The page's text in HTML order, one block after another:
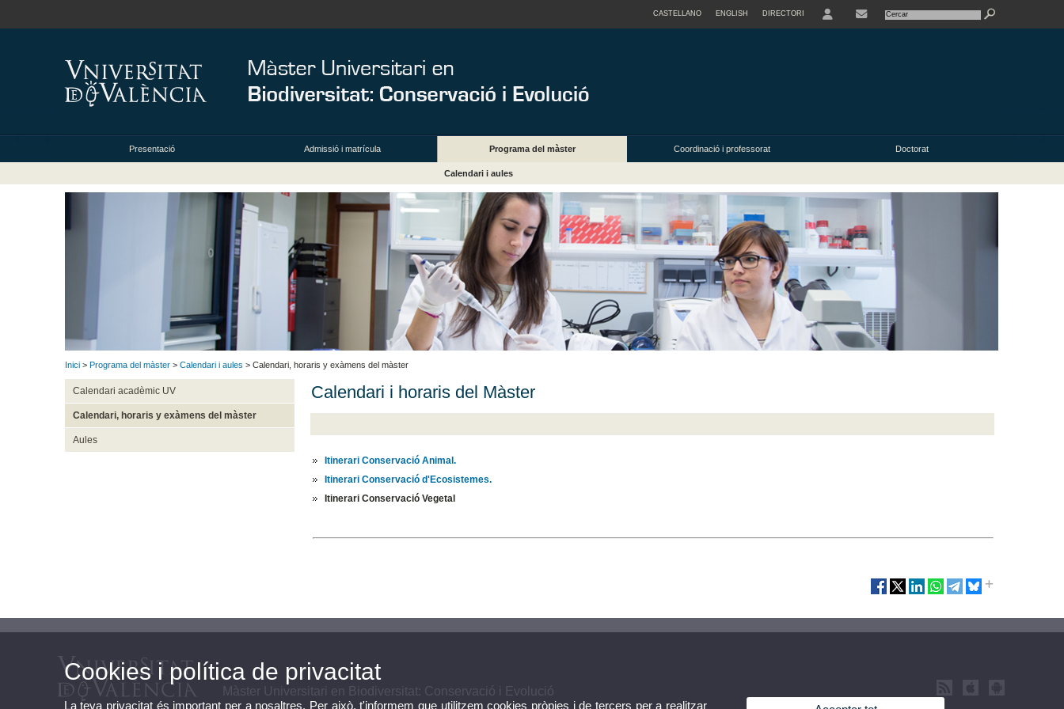
CASTELLANO ENGLISH DIRECTORI
Presentació Admissió i matrícula Programa del màster Coordinació i professorat Doctorat
Calendari i aules
Inici > Programa del màster > Calendari i aules > Calendari, horaris y exàmens del màster
Calendari acadèmic UV
Calendari, horaris y exàmens del màster
Aules
Calendari i horaris del Màster
Itinerari Conservació Animal.
Itinerari Conservació d'Ecosistemes.
Itinerari Conservació Vegetal
Màster Universitari en Biodiversitat: Conservació i Evolució
Cookies i política de privacitat
La teva privacitat és important per a nosaltres. Per això, t'informem que utilitzem cookies pròpies i de tercers per a realitzar